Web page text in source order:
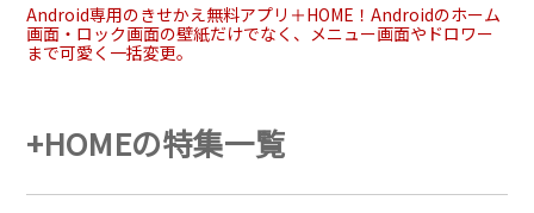
Android専用のきせかえ無料アプリ＋HOME！Androidのホーム
画面・ロック画面の壁紙だけでなく、メニュー画面やドロワー
まで可愛く一括変更。
+HOMEの特集一覧